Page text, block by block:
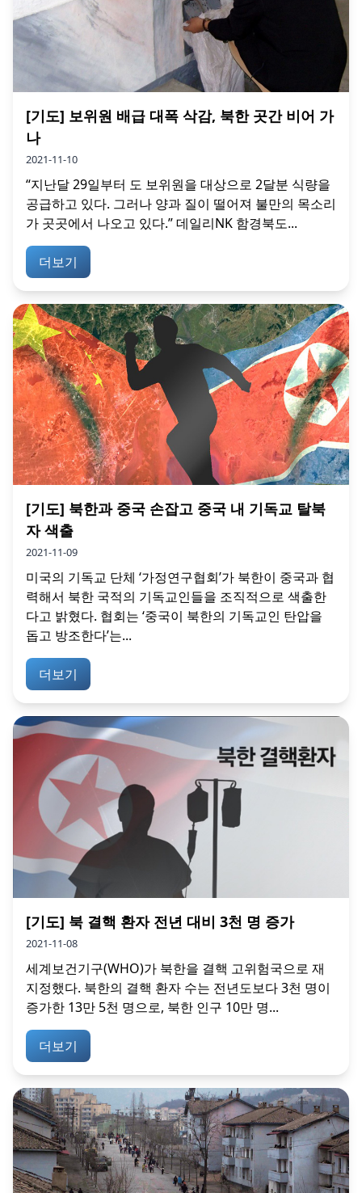
[기도] 보위원 배급 대폭 삭감, 북한 곳간 비어 가
나
2021-11-10
“지난달 29일부터 도 보위원을 대상으로 2달분 식량을
공급하고 있다. 그러나 양과 질이 떨어져 불만의 목소리
가 곳곳에서 나오고 있다.” 데일리NK 함경북도...
더보기
[기도] 북한과 중국 손잡고 중국 내 기독교 탈북
자 색출
2021-11-09
미국의 기독교 단체 ‘가정연구협회’가 북한이 중국과 협
력해서 북한 국적의 기독교인들을 조직적으로 색출한
다고 밝혔다. 협회는 ‘중국이 북한의 기독교인 탄압을
돕고 방조한다’는...
더보기
[기도] 북 결핵 환자 전년 대비 3천 명 증가
2021-11-08
세계보건기구(WHO)가 북한을 결핵 고위험국으로 재
지정했다. 북한의 결핵 환자 수는 전년도보다 3천 명이
증가한 13만 5천 명으로, 북한 인구 10만 명...
더보기